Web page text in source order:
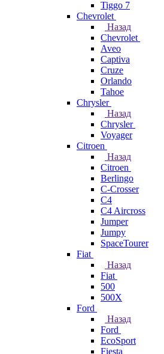
Tiggo 7
Chevrolet
Назад
Chevrolet
Aveo
Captiva
Cruze
Orlando
Tahoe
Chrysler
Назад
Chrysler
Voyager
Citroen
Назад
Citroen
Berlingo
C-Crosser
C4
C4 Aircross
Jumper
Jumpy
SpaceTourer
Fiat
Назад
Fiat
500
500X
Ford
Назад
Ford
EcoSport
Fiesta